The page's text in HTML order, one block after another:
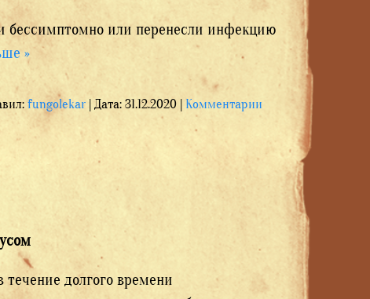
бессимптомно или перенесли инфекцию
»
fungolekar | Дата: 31.12.2020 | Комментарии
долгого времени